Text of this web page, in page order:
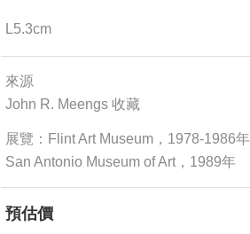
L5.3cm
來源
John R. Meengs 收藏
展覽：Flint Art Museum，1978-1986年
San Antonio Museum of Art，1989年
預估價